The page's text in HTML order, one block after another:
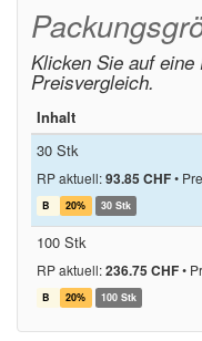
Klicken Sie auf
Preisvergleich.
Inhalt
30 Stk
RP aktuell:93.85 CHF•
B 20% 30 Stk
100 Stk
RP aktuell:236.75 CHF•
B 20% 100 Stk